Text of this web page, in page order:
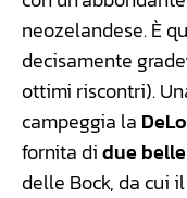
neozelandese. È
decisamente
ottimi riscontri).
campeggia la
fornita didue
delle Bock, da cui